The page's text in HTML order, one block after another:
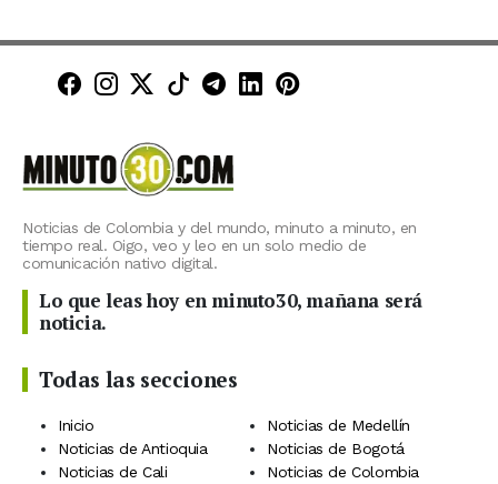
Minuto30 en Facebook
Minuto30 en Instagram
Minuto30 en X (Twitter)
Minuto30 en TikTok
Canal de Minuto30 en
Minuto30 en LinkedIn
Minuto30 en
Noticias de Colombia y del mundo, minuto a minuto, en
tiempo real. Oigo, veo y leo en un solo medio de
comunicación nativo digital.
Lo que leas hoy en minuto30, mañana será
noticia.
Todas las secciones
Inicio
Noticias de Medellín
Noticias de Antioquia
Noticias de Bogotá
Noticias de Cali
Noticias de Colombia